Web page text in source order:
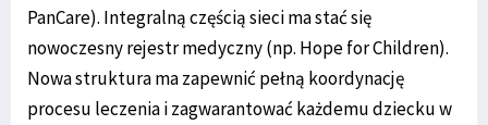
PanCare). Integralną częścią sieci ma stać się
nowoczesny rejestr medyczny (np. Hope for Children).
Nowa struktura ma zapewnić pełną koordynację
procesu leczenia i zagwarantować każdemu dziecku w